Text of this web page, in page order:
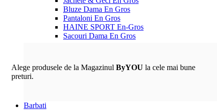
Bluze Dama En Gros
Pantaloni En Gros
HAINE SPORT En-Gros
Sacouri Dama En Gros
Alege produsele de la Magazinul ByYOU la cele mai bune
preturi.
Barbati